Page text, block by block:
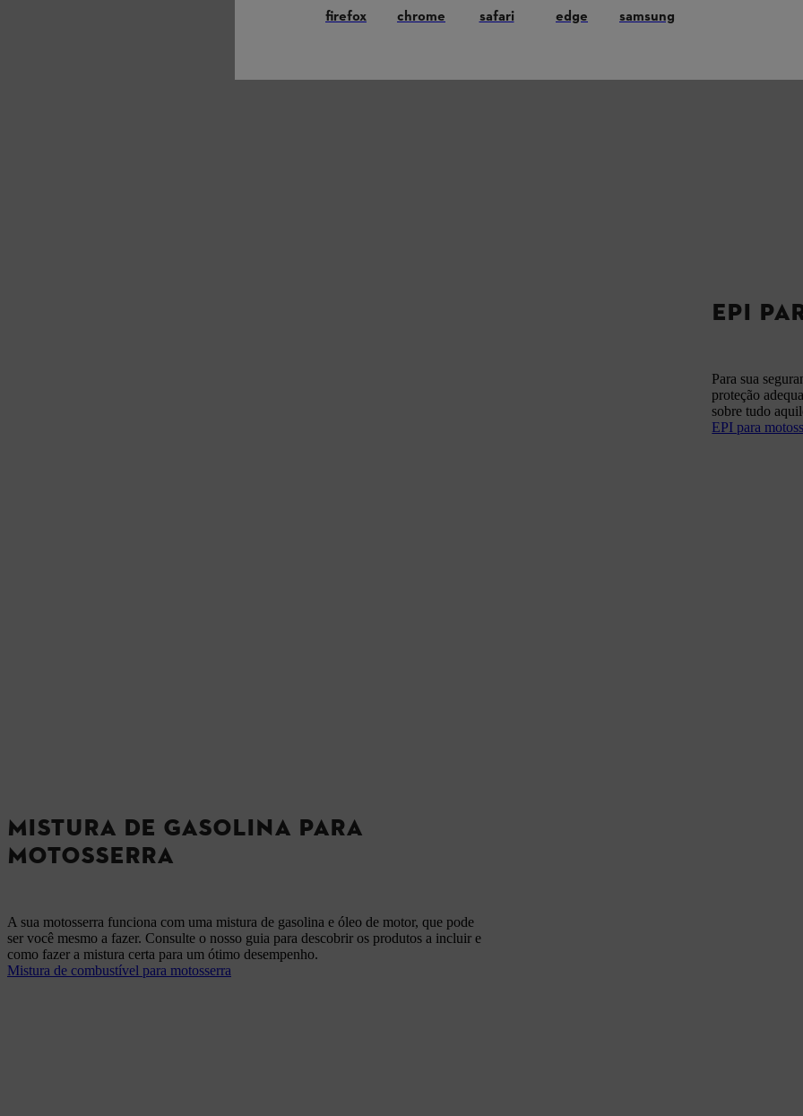
EPI
Para sua
proteção
sobre tudo
EPI para
MISTURA DE GASOLINA PARA
MOTOSSERRA
A sua motosserra funciona com uma mistura de gasolina e óleo de motor, que pode
ser você mesmo a fazer. Consulte o nosso guia para descobrir os produtos a incluir e
como fazer a mistura certa para um ótimo desempenho.
Mistura de combustível para motosserra
firefox chrome safari edge samsung